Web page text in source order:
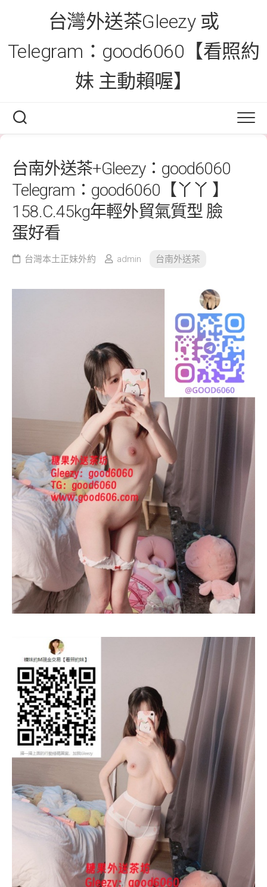
台灣外送茶Gleezy 或
Telegram：good6060【看照約
妹 主動賴喔】
台南外送茶+Gleezy：good6060
Telegram：good6060【丫丫 】
158.C.45kg年輕外貿氣質型 臉
蛋好看
台灣本土正妹外約 admin 台南外送茶